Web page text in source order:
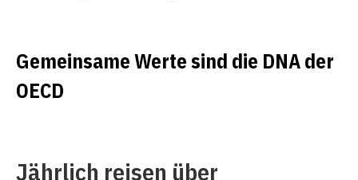
Gemeinsame Werte sind die DNA der
OECD
Jährlich reisen über